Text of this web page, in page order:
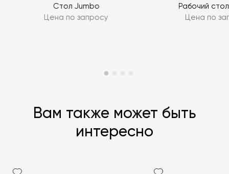
Стол Jumbo
Цена по запросу
Рабочий
Цена по
Вам также может быть
интересно